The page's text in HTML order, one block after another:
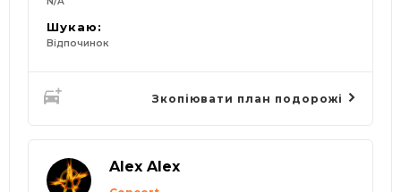
Шукаю:
Відпочинок
Зкопіювати план подорожі
Alex Alex